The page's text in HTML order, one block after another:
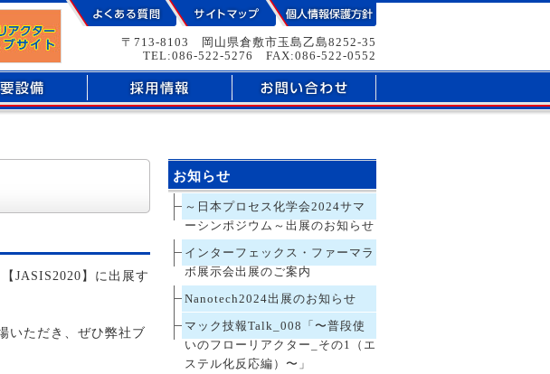
リング株式会社へ
〒713-8103 岡山県倉敷市玉島乙島8252-35
TEL:086-522-5276 FAX:086-522-0552
JASIS2020】に出展す
いただき、ぜひ弊社ブ
お知らせ
～日本プロセス化学会2024サマ
ーシンポジウム～出展のお知らせ
インターフェックス・ファーマラ
ボ展示会出展のご案内
Nanotech2024出展のお知らせ
マック技報Talk_008「〜普段使
いのフローリアクター_その1（エ
ステル化反応編）〜」